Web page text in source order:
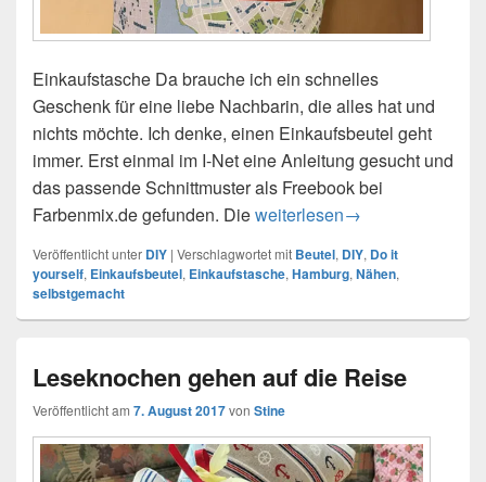
Einkaufstasche Da brauche ich ein schnelles
Geschenk für eine liebe Nachbarin, die alles hat und
nichts möchte. Ich denke, einen Einkaufsbeutel geht
immer. Erst einmal im I-Net eine Anleitung gesucht und
das passende Schnittmuster als Freebook bei
Farbenmix.de gefunden. DieDIY – Einkaufstasche fertig –
weiterlesen→
Veröffentlicht unter DIY | Verschlagwortet mit Beutel, DIY, Do it
yourself, Einkaufsbeutel, Einkaufstasche, Hamburg, Nähen,
selbstgemacht
Leseknochen gehen auf die Reise
Veröffentlicht am 7. August 2017von Stine